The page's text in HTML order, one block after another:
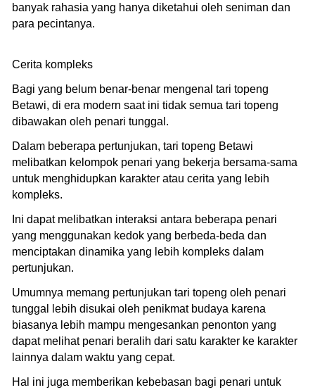
banyak rahasia yang hanya diketahui oleh seniman dan
para pecintanya.
Cerita kompleks
Bagi yang belum benar-benar mengenal tari topeng
Betawi, di era modern saat ini tidak semua tari topeng
dibawakan oleh penari tunggal.
Dalam beberapa pertunjukan, tari topeng Betawi
melibatkan kelompok penari yang bekerja bersama-sama
untuk menghidupkan karakter atau cerita yang lebih
kompleks.
Ini dapat melibatkan interaksi antara beberapa penari
yang menggunakan kedok yang berbeda-beda dan
menciptakan dinamika yang lebih kompleks dalam
pertunjukan.
Umumnya memang pertunjukan tari topeng oleh penari
tunggal lebih disukai oleh penikmat budaya karena
biasanya lebih mampu mengesankan penonton yang
dapat melihat penari beralih dari satu karakter ke karakter
lainnya dalam waktu yang cepat.
Hal ini juga memberikan kebebasan bagi penari untuk